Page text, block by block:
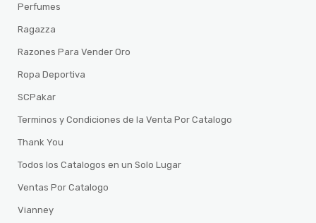
Perfumes
Ragazza
Razones Para Vender Oro
Ropa Deportiva
SCPakar
Terminos y Condiciones de la Venta Por Catalogo
Thank You
Todos los Catalogos en un Solo Lugar
Ventas Por Catalogo
Vianney